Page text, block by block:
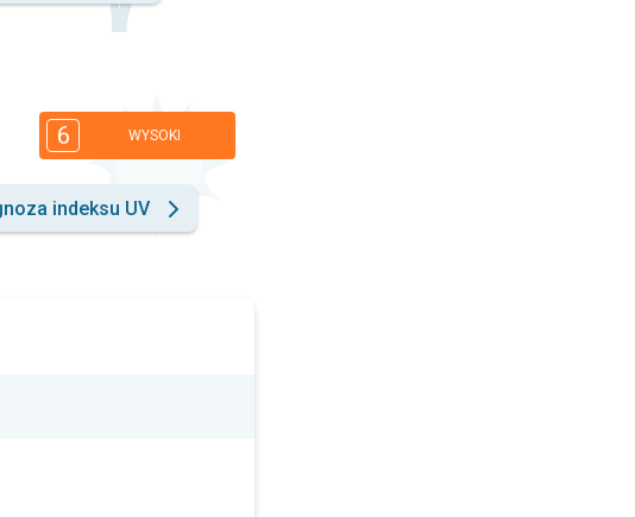
6 WYSOKI
indeksu UV